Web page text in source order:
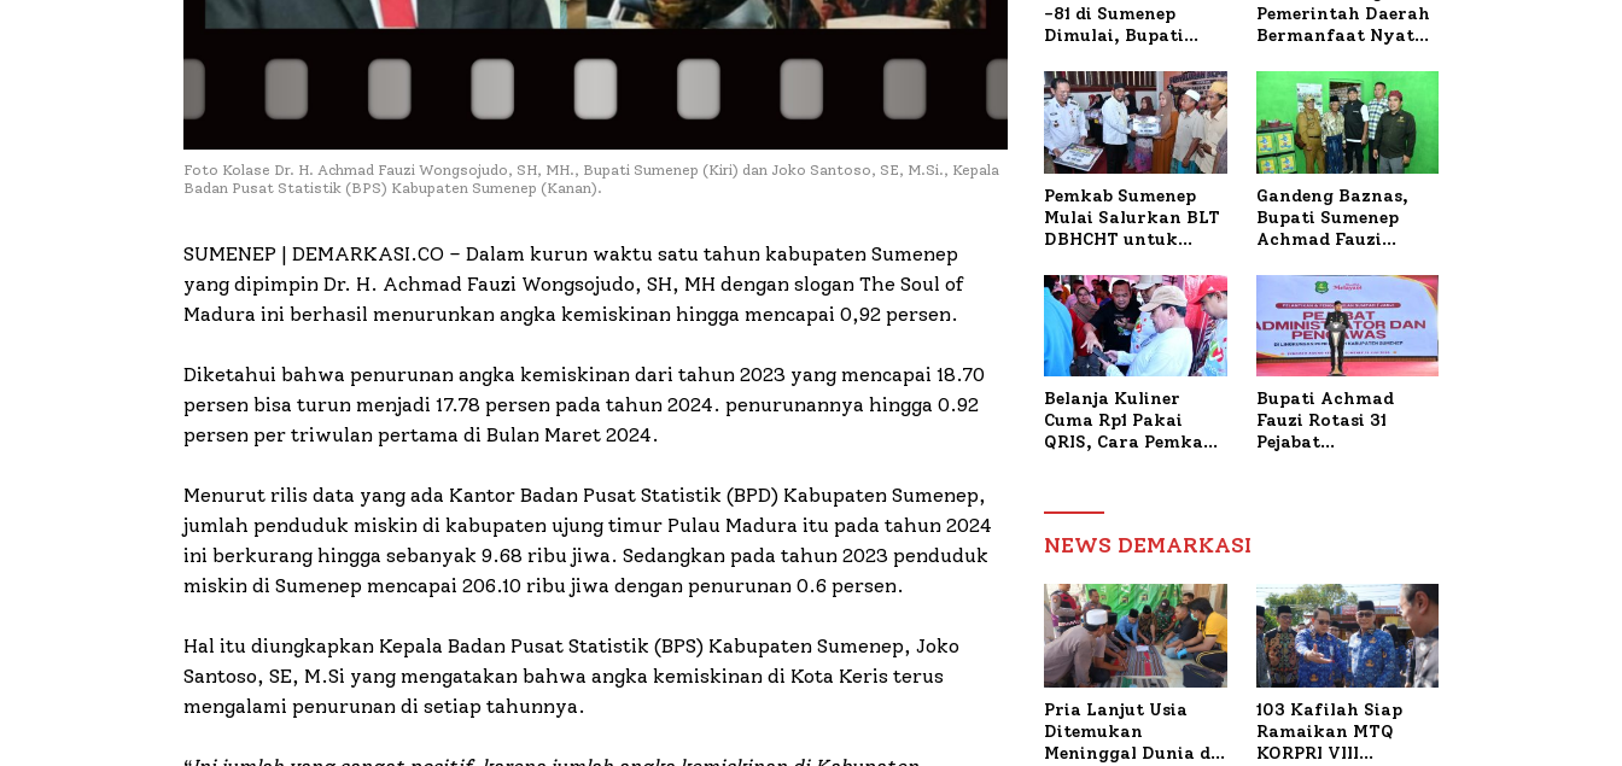
Foto Kolase Dr. H. Achmad Fauzi Wongsojudo, SH, MH., Bupati Sumenep (Kiri) dan Joko Santoso, SE, M.Si., Kepala
Badan Pusat Statistik (BPS) Kabupaten Sumenep (Kanan).
SUMENEP | DEMARKASI.CO – Dalam kurun waktu satu tahun kabupaten Sumenep
yang dipimpin Dr. H. Achmad Fauzi Wongsojudo, SH, MH dengan slogan The Soul of
Madura ini berhasil menurunkan angka kemiskinan hingga mencapai 0,92 persen.
Diketahui bahwa penurunan angka kemiskinan dari tahun 2023 yang mencapai 18.70
persen bisa turun menjadi 17.78 persen pada tahun 2024. penurunannya hingga 0.92
persen per triwulan pertama di Bulan Maret 2024.
Menurut rilis data yang ada Kantor Badan Pusat Statistik (BPD) Kabupaten Sumenep,
jumlah penduduk miskin di kabupaten ujung timur Pulau Madura itu pada tahun 2024
ini berkurang hingga sebanyak 9.68 ribu jiwa. Sedangkan pada tahun 2023 penduduk
miskin di Sumenep mencapai 206.10 ribu jiwa dengan penurunan 0.6 persen.
Hal itu diungkapkan Kepala Badan Pusat Statistik (BPS) Kabupaten Sumenep, Joko
Santoso, SE, M.Si yang mengatakan bahwa angka kemiskinan di Kota Keris terus
mengalami penurunan di setiap tahunnya.
-81 di Sumenep
Dimulai, Bupati
Doa untuk Korban
Kapal Terbakar
Pemerintah Daerah
Bermanfaat Nyata
Bupati Sumenep
Tinjau Langsung
Budidaya Lele dan
Ayam Petelur di
Desa Bataal Timur
Pemkab Sumenep
Mulai Salurkan BLT
DBHCHT untuk
Tani Tembakau
Gandeng Baznas,
Bupati Sumenep
Achmad Fauzi
Serahkan Bantuan
Bedah RTLH di Dua
Kecamatan
Belanja Kuliner
Cuma Rp1 Pakai
QRIS, Cara Pemkab
Bupati Achmad
Fauzi Rotasi 31
Pejabat
NEWS DEMARKASI
Pria Lanjut Usia
Ditemukan
Meninggal Dunia di
103 Kafilah Siap
Ramaikan MTQ
KORPRI VIII